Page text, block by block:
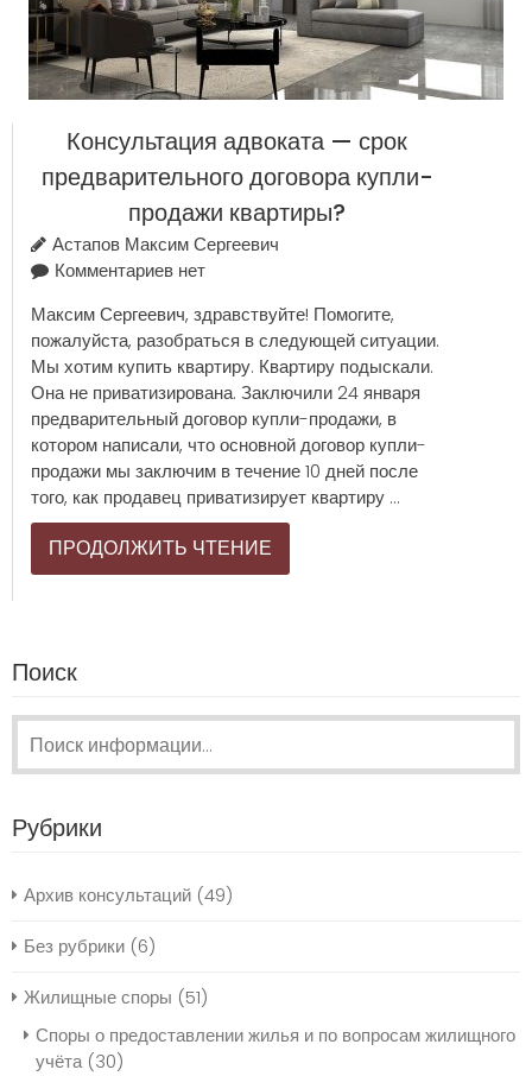
Консультация адвоката — срок
предварительного договора купли-
продажи квартиры?
Астапов Максим Сергеевич
Комментариев нет
Максим Сергеевич, здравствуйте! Помогите,
пожалуйста, разобраться в следующей ситуации.
Мы хотим купить квартиру. Квартиру подыскали.
Она не приватизирована. Заключили 24 января
предварительный договор купли-продажи, в
котором написали, что основной договор купли-
продажи мы заключим в течение 10 дней после
того, как продавец приватизирует квартиру ...
ПРОДОЛЖИТЬ ЧТЕНИЕ
Поиск
Поиск:
Рубрики
Архив консультаций (49)
Без рубрики (6)
Жилищные споры (51)
Споры о предоставлении жилья и по вопросам жилищного
учёта(30)